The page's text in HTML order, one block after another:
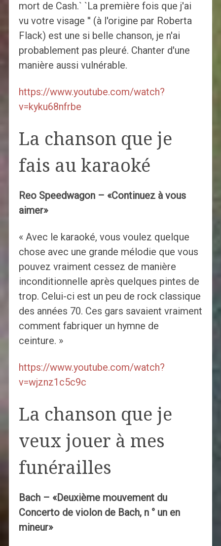
mort de Cash.` `La première fois que j'ai
vu votre visage '' (à l'origine par Roberta
Flack) est une si belle chanson, je n'ai
probablement pas pleuré. Chanter d'une
manière aussi vulnérable.
https://www.youtube.com/watch?
v=kyku68nfrbe
La chanson que je
fais au karaoké
Reo Speedwagon – «Continuez à vous
aimer»
« Avec le karaoké, vous voulez quelque
chose avec une grande mélodie que vous
pouvez vraiment cessez de manière
inconditionnelle après quelques pintes de
trop. Celui-ci est un peu de rock classique
des années 70. Ces gars savaient vraiment
comment fabriquer un hymne de
ceinture. »
https://www.youtube.com/watch?
v=wjznz1c5c9c
La chanson que je
veux jouer à mes
funérailles
Bach – «Deuxième mouvement du
Concerto de violon de Bach, n ° un en
mineur»